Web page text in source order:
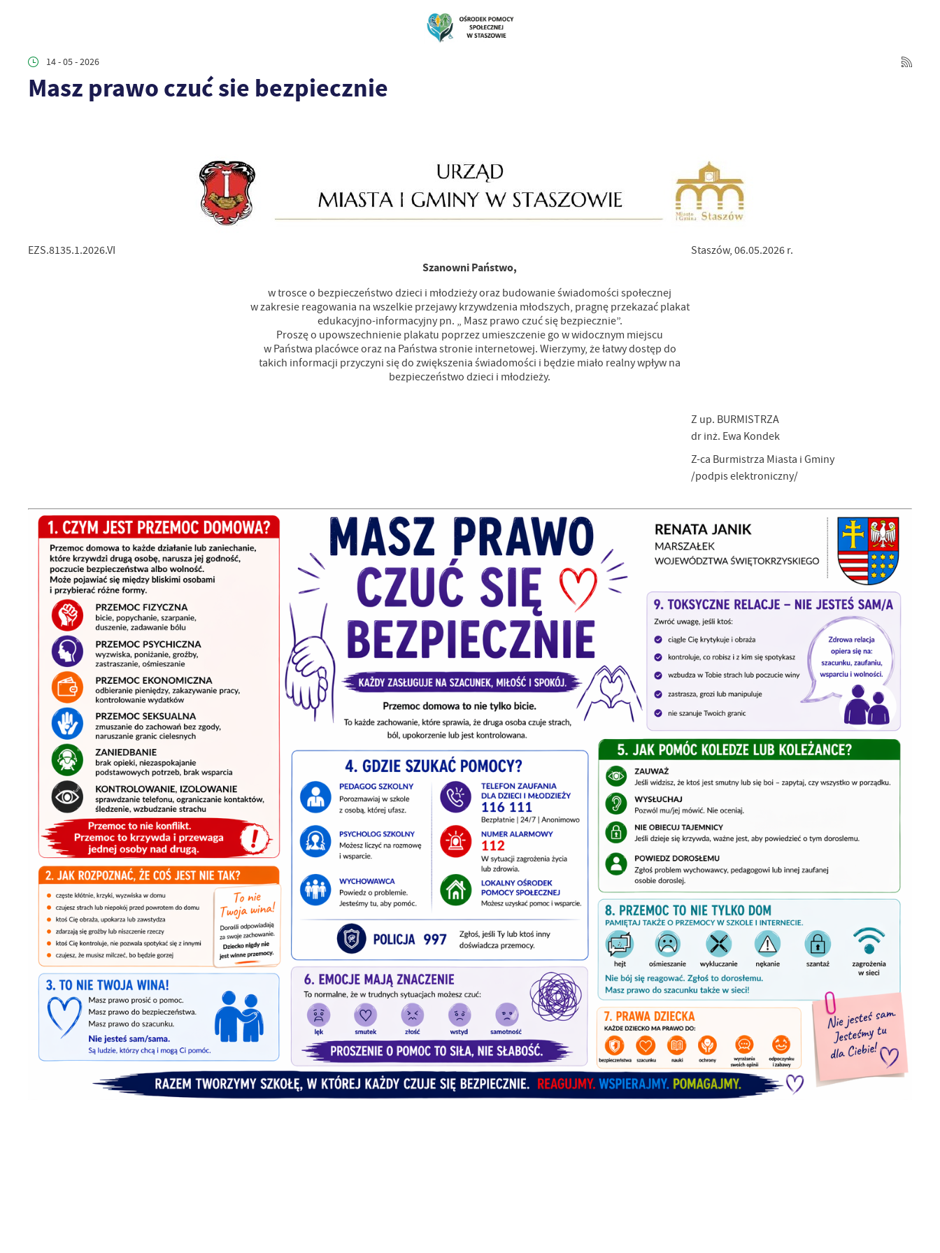
14 - 05 - 2026
Masz prawo czuć sie bezpiecznie
EZS.8135.1.2026.VI Staszów, 06.05.2026 r.
Szanowni Państwo,
w trosce o bezpieczeństwo dzieci i młodzieży oraz budowanie świadomości społecznej
w zakresie reagowania na wszelkie przejawy krzywdzenia młodszych, pragnę przekazać plakat
edukacyjno-informacyjny pn. „ Masz prawo czuć się bezpiecznie”.
Proszę o upowszechnienie plakatu poprzez umieszczenie go w widocznym miejscu
w Państwa placówce oraz na Państwa stronie internetowej. Wierzymy, że łatwy dostęp do
takich informacji przyczyni się do zwiększenia świadomości i będzie miało realny wpływ na
bezpieczeństwo dzieci i młodzieży.
Z up. BURMISTRZA
dr inż. Ewa Kondek
Z-ca Burmistrza Miasta i Gminy
/podpis elektroniczny/